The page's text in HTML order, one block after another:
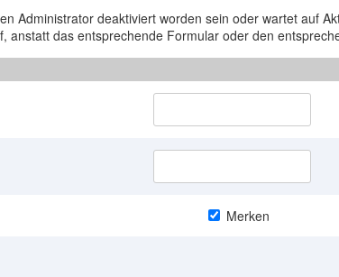
Administrator deaktiviert worden sein oder wartet auf
anstatt das entsprechende Formular oder den
Merken